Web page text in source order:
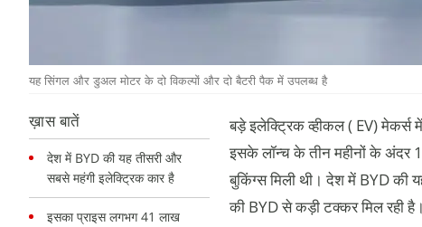
यह सिंगल और डुअल मोटर के दो विकल्पों और दो बैटरी पैक में उपलब्ध है
ख़ास बातें
देश में BYD की यह तीसरी और
सबसे महंगी इलेक्ट्रिक कार है
इसका प्राइस लगभग 41 लाख
बड़े इलेक्ट्रिक व्हीकल ( EV) मेकर्स
इसके लॉन्च के तीन महीनों के अंदर
बुकिंग्स मिली थी। देश में BYD की
की BYD से कड़ी टक्कर मिल रही है।